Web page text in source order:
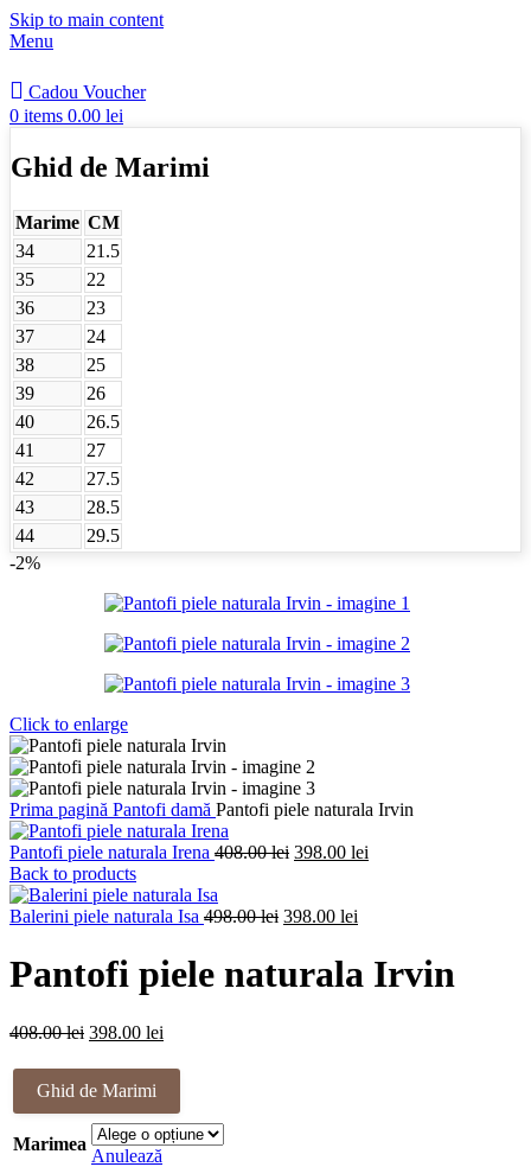
Skip to main content
Menu
Cadou Voucher
0 items 0.00 lei
Ghid de Marimi
Marime CM
34
21.5
35
22
36
23
37
24
38
25
39
26
40
26.5
41
27
42
27.5
43
28.5
44
29.5
-2%
Click to enlarge
Prima pagină Pantofi damă Pantofi piele naturala Irvin
Pantofi piele naturala Irena 408.00lei Prețul
fost:
398.00 lei
Back to products
Balerini piele naturala Isa 498.00lei Prețul
fost:
398.00 lei
este:
398.00 lei.
Pantofi piele naturala Irvin
408.00lei Prețul
a
fost:
408.00 lei.
398.00 lei
este:
Ghid de Marimi
Marimea
Anulează